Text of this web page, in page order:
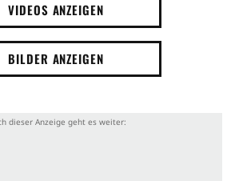
VIDEOS ANZEIGEN
BILDER ANZEIGEN